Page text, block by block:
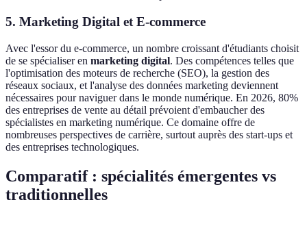
5. Marketing Digital et E-commerce
Avec l'essor du e-commerce, un nombre croissant d'étudiants choisit
de se spécialiser en marketing digital. Des compétences telles que
l'optimisation des moteurs de recherche (SEO), la gestion des
réseaux sociaux, et l'analyse des données marketing deviennent
nécessaires pour naviguer dans le monde numérique. En 2026, 80%
des entreprises de vente au détail prévoient d'embaucher des
spécialistes en marketing numérique. Ce domaine offre de
nombreuses perspectives de carrière, surtout auprès des start-ups et
des entreprises technologiques.
Comparatif : spécialités émergentes vs
traditionnelles